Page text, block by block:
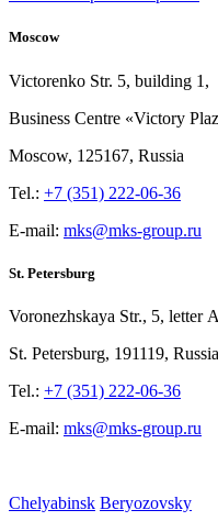
Moscow
Victorenko Str. 5, building 1,
Business Centre «Victory
Moscow, 125167, Russia
Tel.: +7 (351) 222-06-36
E-mail: mks@mks-group.ru
St. Petersburg
Voronezhskaya Str., 5, letter
St. Petersburg, 191119, Russia
Tel.: +7 (351) 222-06-36
E-mail: mks@mks-group.ru
Chelyabinsk Beryozovsky